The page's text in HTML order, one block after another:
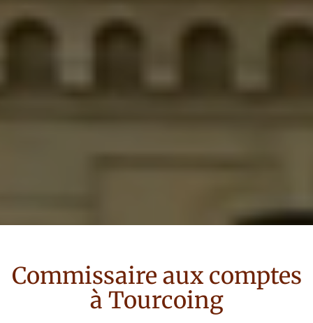
Commissaire aux comptes
à Tourcoing